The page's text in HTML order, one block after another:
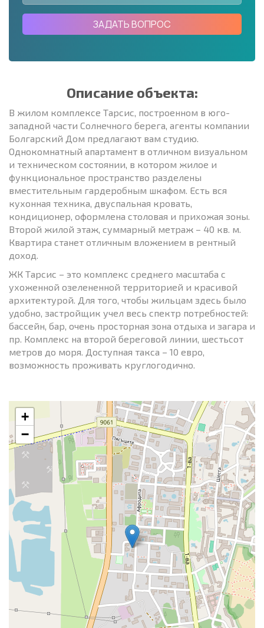
ЗАДАТЬ ВОПРОС
Описание объекта:
В жилом комплексе Тарсис, построенном в юго-
западной части Солнечного берега, агенты компании
Болгарский Дом предлагают вам студию.
Однокомнатный апартамент в отличном визуальном
и техническом состоянии, в котором жилое и
функциональное пространство разделены
вместительным гардеробным шкафом. Есть вся
кухонная техника, двуспальная кровать,
кондиционер, оформлена столовая и прихожая зоны.
Второй жилой этаж, суммарный метраж – 40 кв. м.
Квартира станет отличным вложением в рентный
доход.
ЖК Тарсис – это комплекс среднего масштаба с
ухоженной озелененной территорией и красивой
архитектурой. Для того, чтобы жильцам здесь было
удобно, застройщик учел весь спектр потребностей:
бассейн, бар, очень просторная зона отдыха и загара и
пр. Комплекс на второй береговой линии, шестьсот
метров до моря. Доступная такса – 10 евро,
возможность проживать круглогодично.
+
−